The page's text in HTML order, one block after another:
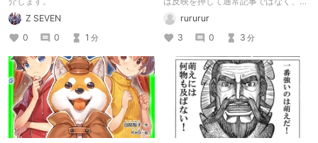
Z SEVEN
0
0 1 分
なと。rururur
3
0 3 分